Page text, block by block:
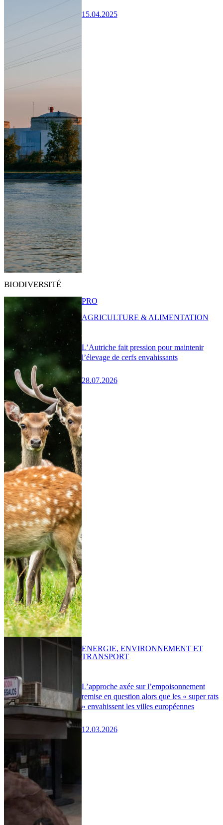
15.04.2025
BIODIVERSITÉ
L’Autriche fait pression pour maintenir
l’élevage de cerfs envahissants
28.07.2026
PRO
AGRICULTURE & ALIMENTATION
L’approche axée sur l’empoisonnement
remise en question alors que les « super rats
» envahissent les villes européennes
12.03.2026
ENERGIE, ENVIRONNEMENT ET
TRANSPORT